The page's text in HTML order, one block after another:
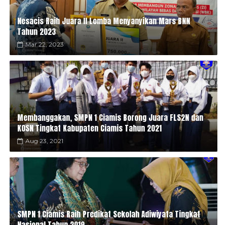
Nesacis Raih Juara II Lomba Menyanyikan Mars BNN
Tahun 2023
Mar 22, 2023
Membanggakan, SMPN 1 Ciamis Borong Juara FLS2N dan
KOSN Tingkat Kabupaten Ciamis Tahun 2021
Aug 23, 2021
SMPN 1 Ciamis Raih Predikat Sekolah Adiwiyata Tingkat